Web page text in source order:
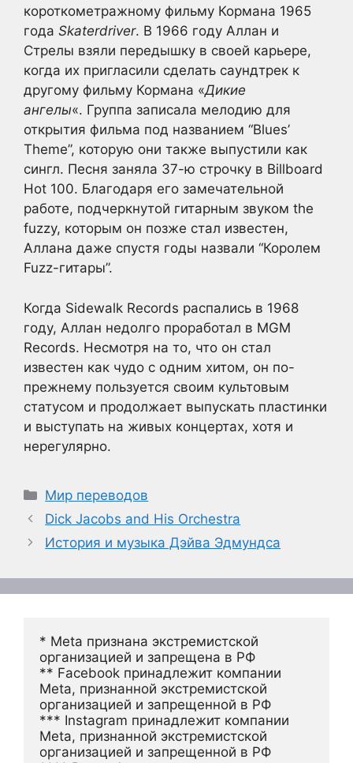
короткометражному фильму Кормана 1965
года Skaterdriver. В 1966 году Аллан и
Стрелы взяли передышку в своей карьере,
когда их пригласили сделать саундтрек к
другому фильму Кормана «Дикие
ангелы«. Группа записала мелодию для
открытия фильма под названием “Blues’
Theme”, которую они также выпустили как
сингл. Песня заняла 37-ю строчку в Billboard
Hot 100. Благодаря его замечательной
работе, подчеркнутой гитарным звуком the
fuzzy, которым он позже стал известен,
Аллана даже спустя годы назвали “Королем
Fuzz-гитары”.
Когда Sidewalk Records распались в 1968
году, Аллан недолго проработал в MGM
Records. Несмотря на то, что он стал
известен как чудо с одним хитом, он по-
прежнему пользуется своим культовым
статусом и продолжает выпускать пластинки
и выступать на живых концертах, хотя и
нерегулярно.
Рубрики
Мир переводов
Dick Jacobs and His Orchestra
История и музыка Дэйва Эдмундса
* Meta признана экстремистской
организацией и запрещена в РФ
** Facebook принадлежит компании
Meta, признанной экстремистской
организацией и запрещенной в РФ
*** Instagram принадлежит компании
Meta, признанной экстремистской
организацией и запрещенной в РФ